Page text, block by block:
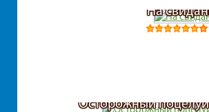
На
Осторожный